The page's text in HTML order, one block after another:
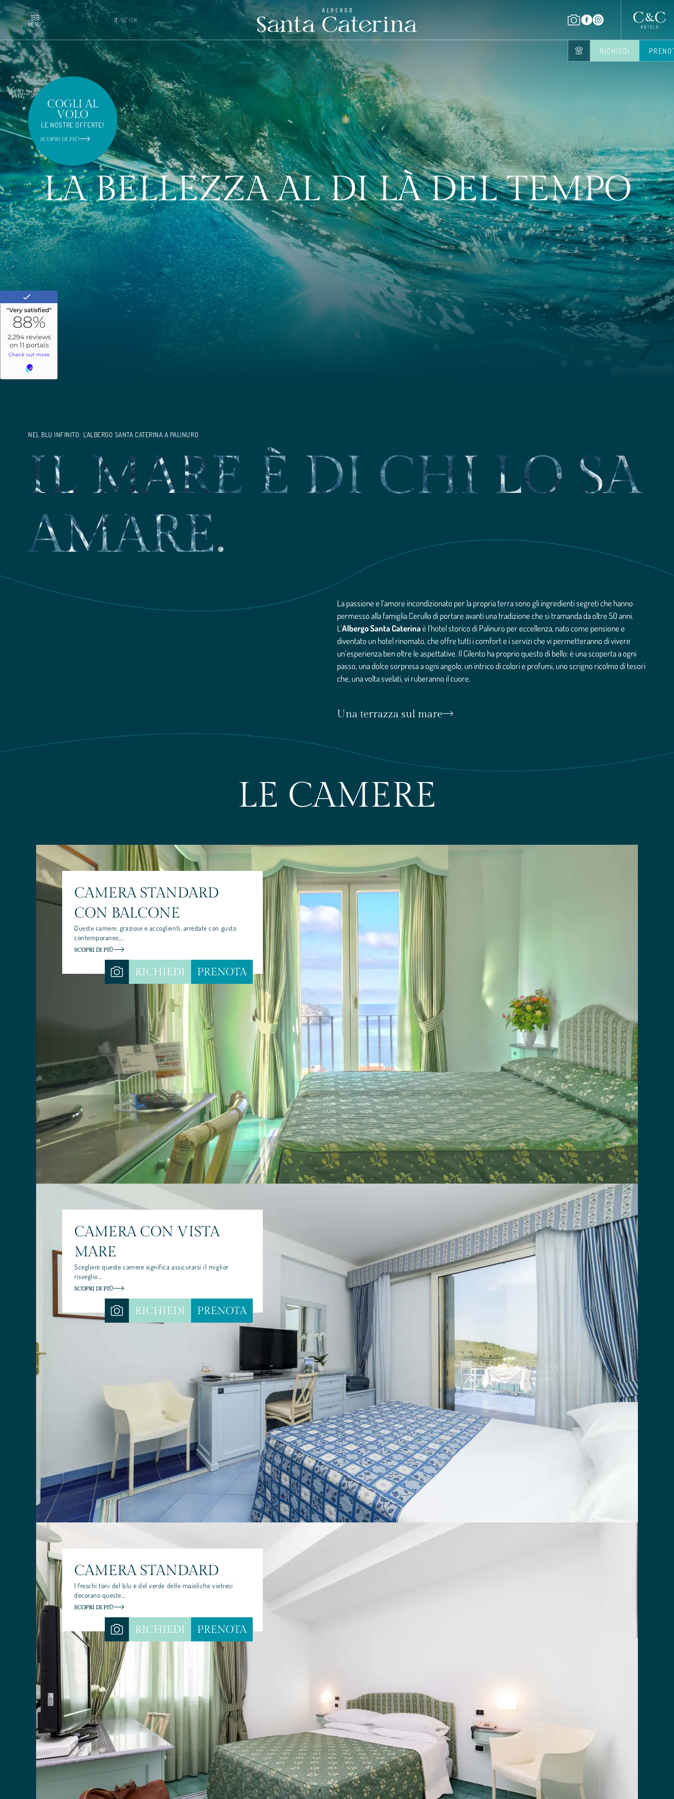
MENU
IT/DE/EN
ALBERGO SANTA CATERINA
SOGGIORNO
GASTRONOMIA
PALINURO TRA TERRA E MARE
RICHIEDI
COGLI AL
VOLO
LE NOSTRE OFFERTE!
SCOPRI DI PIÙ
LA BELLEZZA AL DI LÀ DEL TEMPO
NEL BLU INFINITO: L’ALBERGO SANTA CATERINA A PALINURO
IL MARE È DI CHI LO SA
AMARE.
La passione e l’amore incondizionato per la propria terra sono gli ingredienti segreti che hanno
permesso alla famiglia Cerullo di portare avanti una tradizione che si tramanda da oltre 50 anni.
L’Albergo Santa Caterinaè l’hotel storico di Palinuro per eccellenza, nato come pensione e
diventato un hotel rinomato, che offre tutti i comfort e i servizi che vi permetteranno di vivere
un’esperienza ben oltre le aspettative. Il Cilento ha proprio questo di bello: è una scoperta a ogni
passo, una dolce sorpresa a ogni angolo, un intrico di colori e profumi, uno scrigno ricolmo di tesori
che, una volta svelati, vi ruberanno il cuore.
Una terrazza sul mare
LE CAMERE
CAMERA STANDARD
CON BALCONE
Queste camere, graziose e accoglienti, arredate con gusto
contemporaneo,…
SCOPRI DI PIÙ
RICHIEDI PRENOTA
CAMERA CON VISTA
MARE
Scegliere queste camere significa assicurarsi il miglior
risveglio…
SCOPRI DI PIÙ
RICHIEDI PRENOTA
CAMERA STANDARD
I freschi toni del blu e del verde delle maioliche vietresi
decorano queste…
SCOPRI DI PIÙ
RICHIEDI PRENOTA